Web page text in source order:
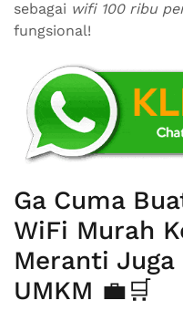
sebagai wifi 100 ribu
fungsional!
Ga Cuma
WiFi Murah
Meranti
UMKM 💼🛒